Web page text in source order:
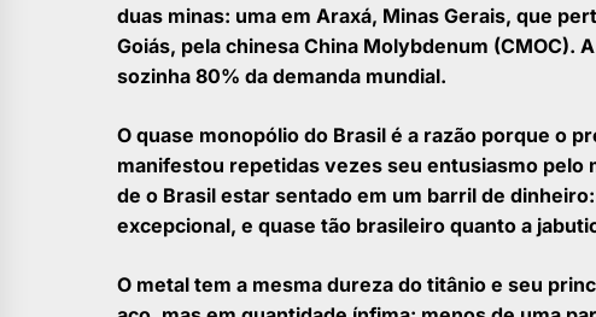
duas minas: uma em Araxá, Minas Gerais, que
Goiás, pela chinesa China Molybdenum (CMOC).
sozinha 80% da demanda mundial.
O quase monopólio do Brasil é a razão porque o
manifestou repetidas vezes seu entusiasmo pelo
de o Brasil estar sentado em um barril de
excepcional, e quase tão brasileiro quanto a
O metal tem a mesma dureza do titânio e seu